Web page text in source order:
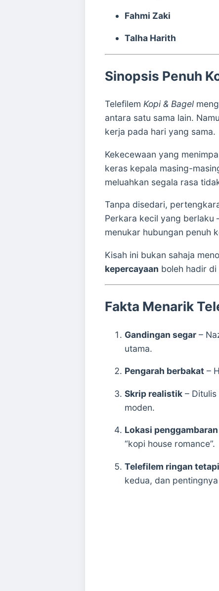
Fahmi Zaki
Talha Harith
Sinopsis Penuh
Telefilem Kopi & Bagel
antara satu sama lain.
kerja pada hari yang sama.
Kekecewaan yang
keras kepala masing-
meluahkan segala rasa
Tanpa disedari,
Perkara kecil yang
menukar hubungan penuh
Kisah ini bukan sahaja
kepercayaan boleh hadir
Fakta Menarik
Gandingan segar –
utama.
Pengarah berbakat –
Skrip realistik –
moden.
Lokasi
“kopi house romance”.
Telefilem ringan
kedua, dan